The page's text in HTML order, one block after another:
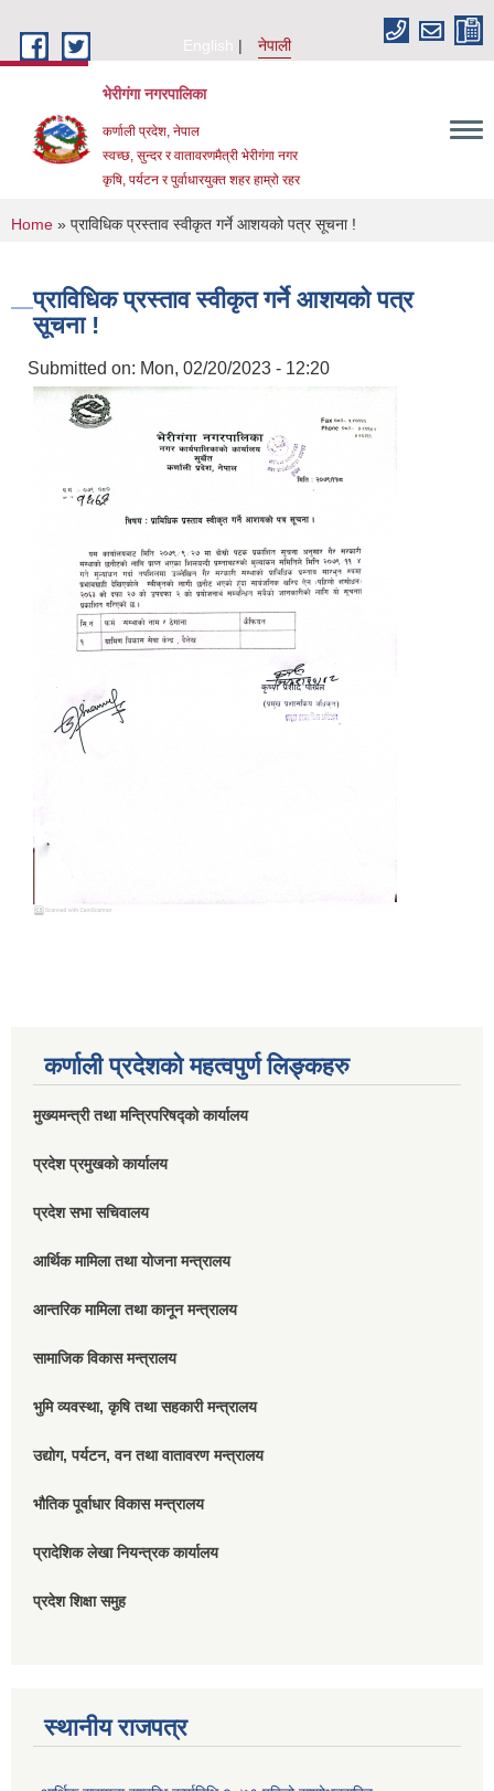
English
नेपाली
भेरीगंगा नगरपालिका
कर्णाली प्रदेश, नेपाल
स्वच्छ, सुन्दर र वातावरणमैत्री भेरीगंगा नगर
कृषि, पर्यटन र पुर्वाधारयुक्त शहर हाम्रो रहर
You are here
Home » प्राविधिक प्रस्ताव स्वीकृत गर्ने आशयको पत्र सूचना !
प्राविधिक प्रस्ताव स्वीकृत गर्ने आशयको पत्र
सूचना !
Submitted on: Mon, 02/20/2023 - 12:20
कर्णाली प्रदेशको महत्वपुर्ण लिङ्कहरु
मुख्यमन्त्री तथा मन्त्रिपरिषद्को कार्यालय
प्रदेश प्रमुखको कार्यालय
प्रदेश सभा सचिवालय
आर्थिक मामिला तथा योजना मन्त्रालय
आन्तरिक मामिला तथा कानून मन्त्रालय
सामाजिक विकास मन्त्रालय
भुमि व्यवस्था, कृषि तथा सहकारी मन्त्रालय
उद्योग, पर्यटन, वन तथा वातावरण मन्त्रालय
भौतिक पूर्वाधार विकास मन्त्रालय
प्रादेशिक लेखा नियन्त्रक कार्यालय
प्रदेश शिक्षा समुह
स्थानीय राजपत्र